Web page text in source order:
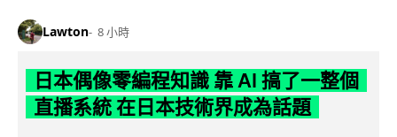
Lawton 8 小時
日本偶像零編程知識 靠 AI 搞了一整個
直播系統 在日本技術界成為話題